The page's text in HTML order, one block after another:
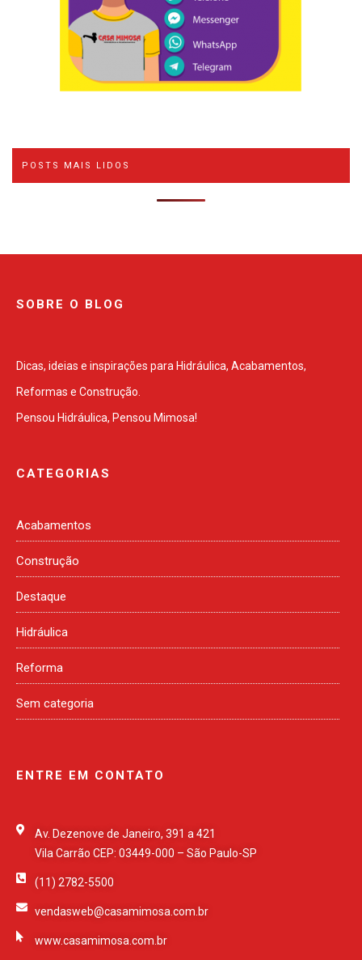
POSTS MAIS LIDOS
SOBRE O BLOG
Dicas, ideias e inspirações para Hidráulica, Acabamentos,
Reformas e Construção.
Pensou Hidráulica, Pensou Mimosa!
CATEGORIAS
Acabamentos
Construção
Destaque
Hidráulica
Reforma
Sem categoria
ENTRE EM CONTATO
Av. Dezenove de Janeiro, 391 a 421
Vila Carrão CEP: 03449-000 – São Paulo-SP
(11) 2782-5500
vendasweb@casamimosa.com.br
www.casamimosa.com.br